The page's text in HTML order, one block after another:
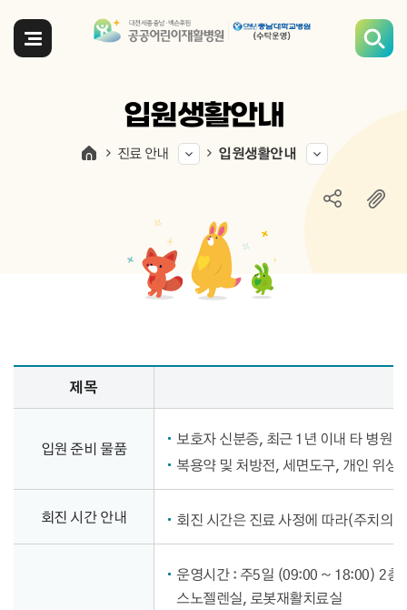
전체메뉴
입원생활안내
진료 안내 입원생활안내
입원생활안내 정보 제공
제목
입원 준비 물품
보호자 신분증, 최근 1년 이내 타 병원
복용약 및 처방전, 세면도구, 개인 위
회진 시간 안내 회진 시간은 진료 사정에 따라(주치의
운영시간 : 주5일 (09:00 ~ 18:00) 2층
스노젤렌실, 로봇재활치료실